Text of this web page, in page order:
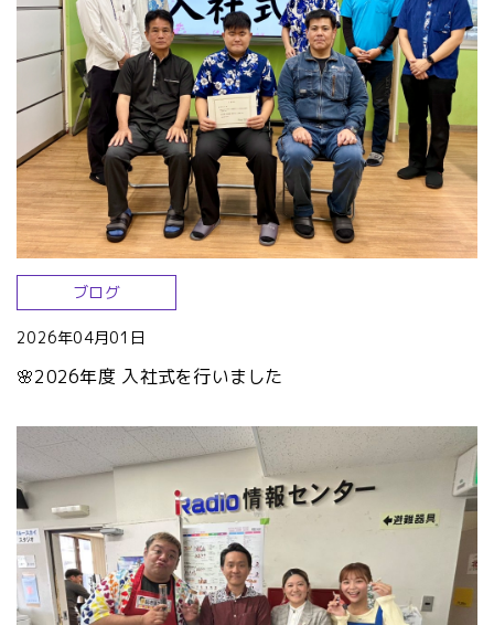
ブログ
2026年04月01日
🌸2026年度 入社式を行いました